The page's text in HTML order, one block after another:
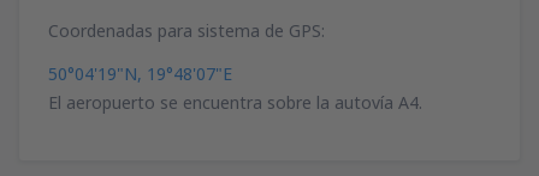
Coordenadas para sistema de GPS:
50°04'19"N, 19°48'07"E
El aeropuerto se encuentra sobre la autovía A4.